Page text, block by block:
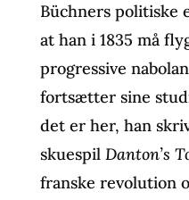
Büchners politiske
at han i 1835 må
progressive
fortsætter sine
det er her, han
skuespil Danton’s
franske revolution